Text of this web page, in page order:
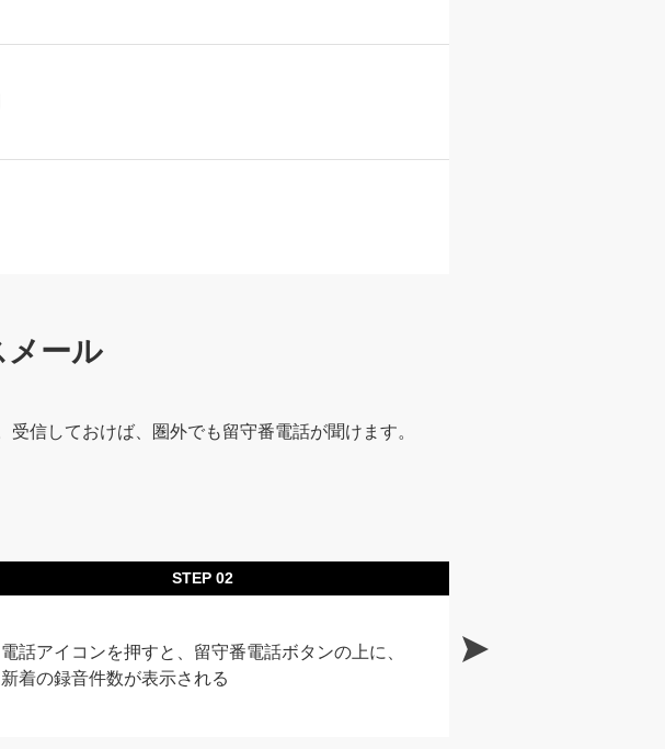
メール
信しておけば、圏外でも留守番電話が聞けます。
STEP 02
電話アイコンを押すと、留守番電話ボタンの上に、
新着の録音件数が表示される